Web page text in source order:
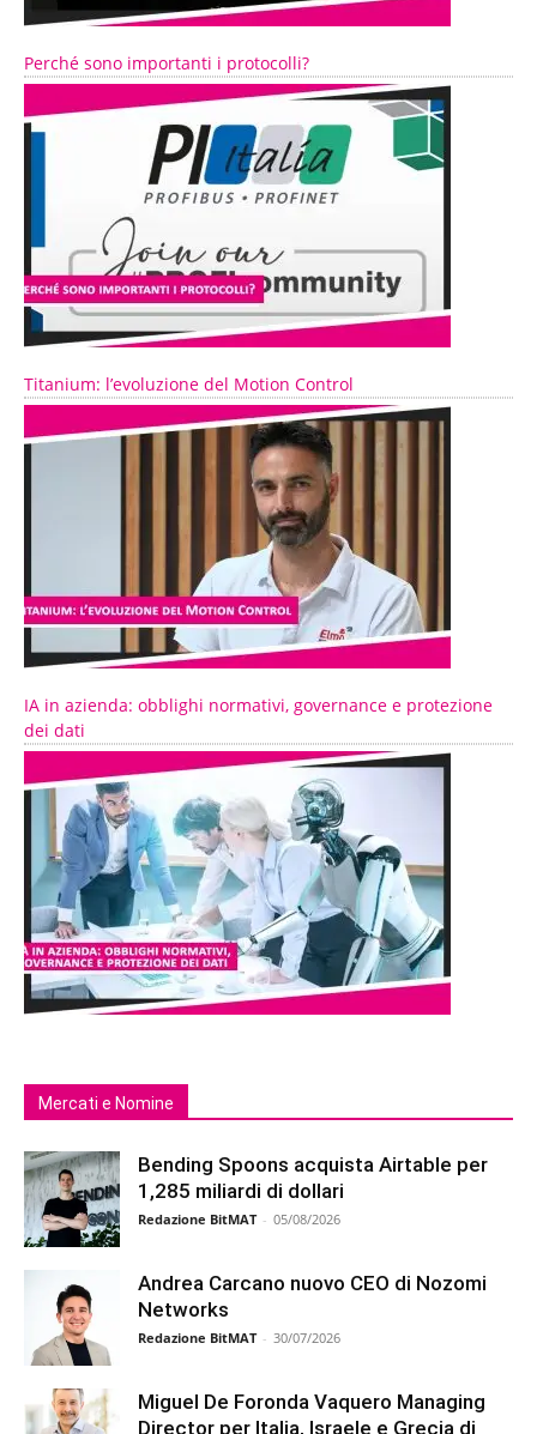
Perché sono importanti i protocolli?
Titanium: l’evoluzione del Motion Control
IA in azienda: obblighi normativi, governance e protezione
dei dati
Mercati e Nomine
Bending Spoons acquista Airtable per
1,285 miliardi di dollari
Redazione BitMAT - 05/08/2026
Andrea Carcano nuovo CEO di Nozomi
Networks
Redazione BitMAT - 30/07/2026
Miguel De Foronda Vaquero Managing
Director per Italia, Israele e Grecia di